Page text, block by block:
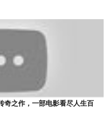
奇之作，一部电影看尽人生百